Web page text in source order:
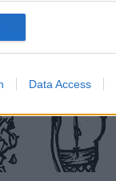
Data Access